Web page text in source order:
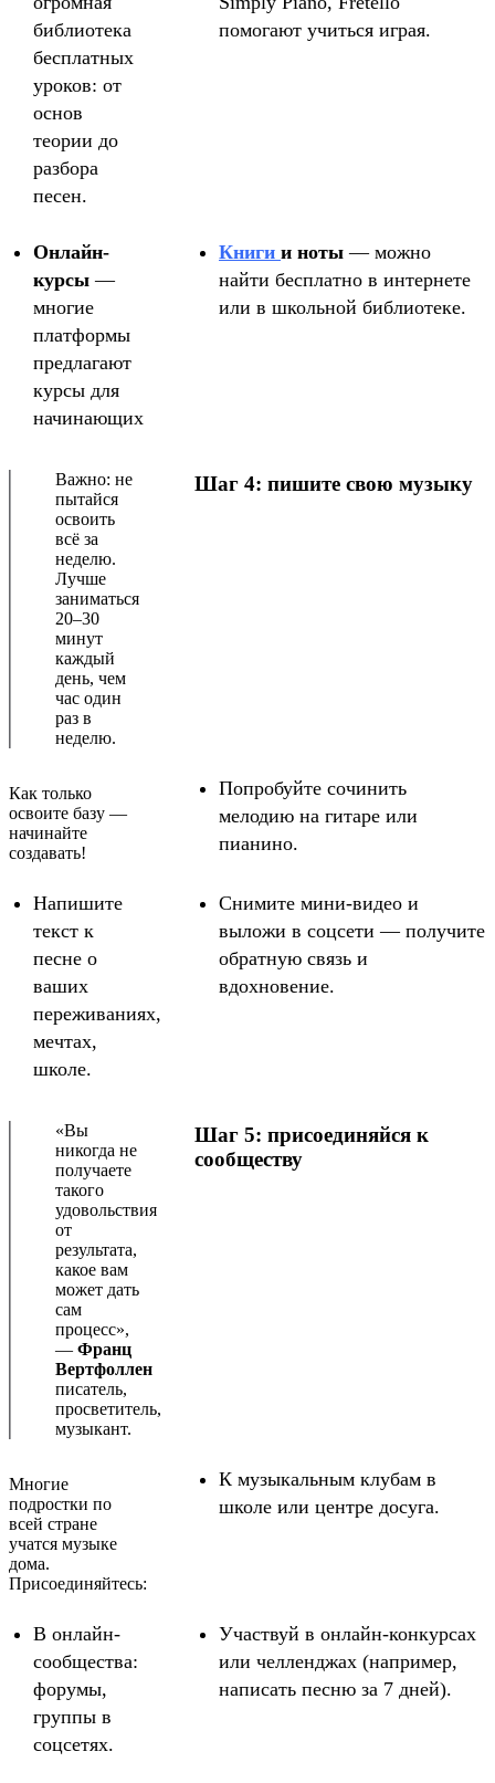
библиотека
бесплатных
уроков: от
основ
теории до
разбора
песен.
помогают учиться играя.
Онлайн-
курсы —
многие
платформы
предлагают
курсы для
начинающих
Книги и ноты — можно
найти бесплатно в интернете
или в школьной библиотеке.
Важно: не
пытайся
освоить
всё за
неделю.
Лучше
заниматься
20–30
минут
каждый
день, чем
час один
раз в
неделю.
Шаг 4: пишите свою музыку
Как только
освоите базу —
начинайте
создавать!
Попробуйте сочинить
мелодию на гитаре или
пианино.
Напишите
текст к
песне о
ваших
переживаниях,
мечтах,
школе.
Снимите мини-видео и
выложи в соцсети — получите
обратную связь и
вдохновение.
«Вы
никогда не
получаете
такого
удовольствия
от
результата,
какое вам
может дать
сам
процесс»,
— Франц
Вертфоллен
писатель,
просветитель,
музыкант.
Шаг 5: присоединяйся к
сообществу
Многие
подростки по
всей стране
учатся музыке
дома.
Присоединяйтесь:
К музыкальным клубам в
школе или центре досуга.
В онлайн-
сообщества:
форумы,
группы в
соцсетях.
Участвуй в онлайн-конкурсах
или челленджах (например,
написать песню за 7 дней).